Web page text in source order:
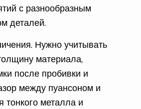
с разнообразным
деталей.
Нужно учитывать
материала,
после пробивки и
между пуансоном и
тонкого металла и